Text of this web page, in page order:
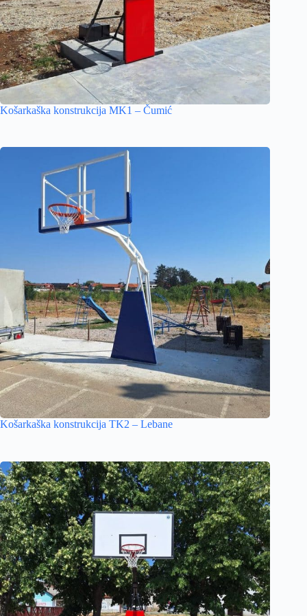
Košarkaška konstrukcija MK1 – Čumić
Košarkaška konstrukcija TK2 – Lebane